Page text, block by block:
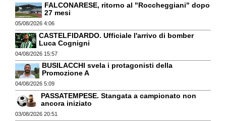
FALCONARESE, ritorno al "Roccheggiani" dopo
27 mesi
05/08/2026 4:06
CASTELFIDARDO. Ufficiale l'arrivo di bomber
Luca Cognigni
04/08/2026 15:57
BUSILACCHI svela i protagonisti della
Promozione A
04/08/2026 5:09
PASSATEMPESE. Stangata a campionato non
ancora iniziato
03/08/2026 20:51